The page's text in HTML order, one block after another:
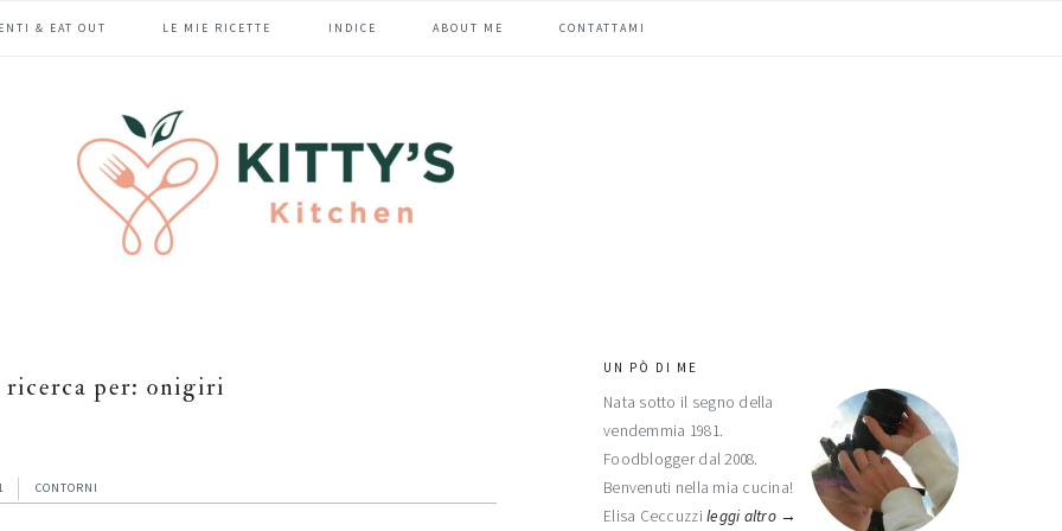
& EAT OUT LE MIE RICETTE INDICE ABOUT ME CONTATTAMI
per: onigiri
CONTORNI
barra
laterale
primaria
UN PÒ DI ME
Nata sotto il segno della
vendemmia 1981.
Foodblogger dal 2008.
Benvenuti nella mia cucina!
Elisa Ceccuzzileggi altro →